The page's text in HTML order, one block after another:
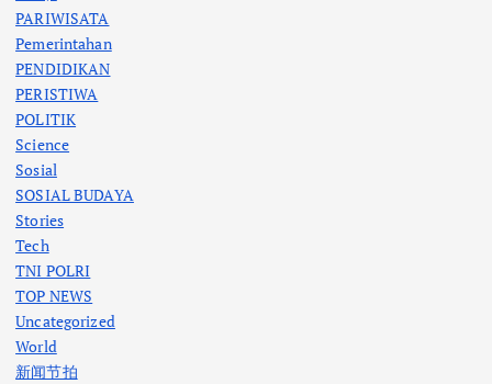
PARIWISATA
Pemerintahan
PENDIDIKAN
PERISTIWA
POLITIK
Science
Sosial
SOSIAL BUDAYA
Stories
Tech
TNI POLRI
TOP NEWS
Uncategorized
World
新闻节拍